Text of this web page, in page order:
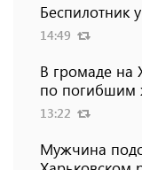
Беспилотник
14:49
В громаде на
по погибшим
13:22
Мужчина